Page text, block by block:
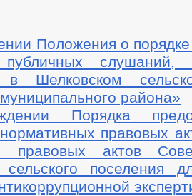
Положения о
публичных слушаний,
в Шелковском
района»
Порядка
правовых
правовых актов
сельского поселения